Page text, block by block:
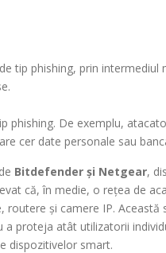
tip phishing, prin intermediul
phishing. De exemplu,
cer date personale sau
Bitdefender și Netgear,
că, în medie, o rețea de
routere și camere IP. Această
proteja atât utilizatorii
dispozitivelor smart.